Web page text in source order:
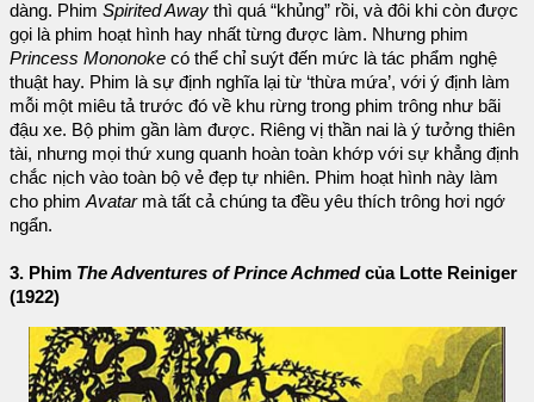
dàng. Phim Spirited Away thì quá “khủng” rồi, và đôi khi còn được
gọi là phim hoạt hình hay nhất từng được làm. Nhưng phim
Princess Mononoke có thể chỉ suýt đến mức là tác phẩm nghệ
thuật hay. Phim là sự định nghĩa lại từ ‘thừa mứa’, với ý định làm
mỗi một miêu tả trước đó về khu rừng trong phim trông như bãi
đậu xe. Bộ phim gần làm được. Riêng vị thần nai là ý tưởng thiên
tài, nhưng mọi thứ xung quanh hoàn toàn khớp với sự khẳng định
chắc nịch vào toàn bộ vẻ đẹp tự nhiên. Phim hoạt hình này làm
cho phimAvatarmà tất cả chúng ta đều yêu thích trông hơi ngớ
ngẩn.
3. Phim The Adventures of Prince Achmedcủa Lotte Reiniger
(1922)